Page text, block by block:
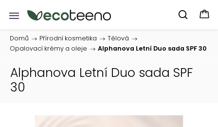
Domů / Přírodní kosmetika / Tělová /
Opalovací krémy a oleje / Alphanova Letní Duo sada SPF 30
Alphanova Letní Duo sada SPF
30